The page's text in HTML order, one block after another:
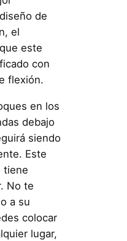
de
el
este
con
flexión.
en los
debajo
siendo
Este
tiene
No te
a su
colocar
lugar,